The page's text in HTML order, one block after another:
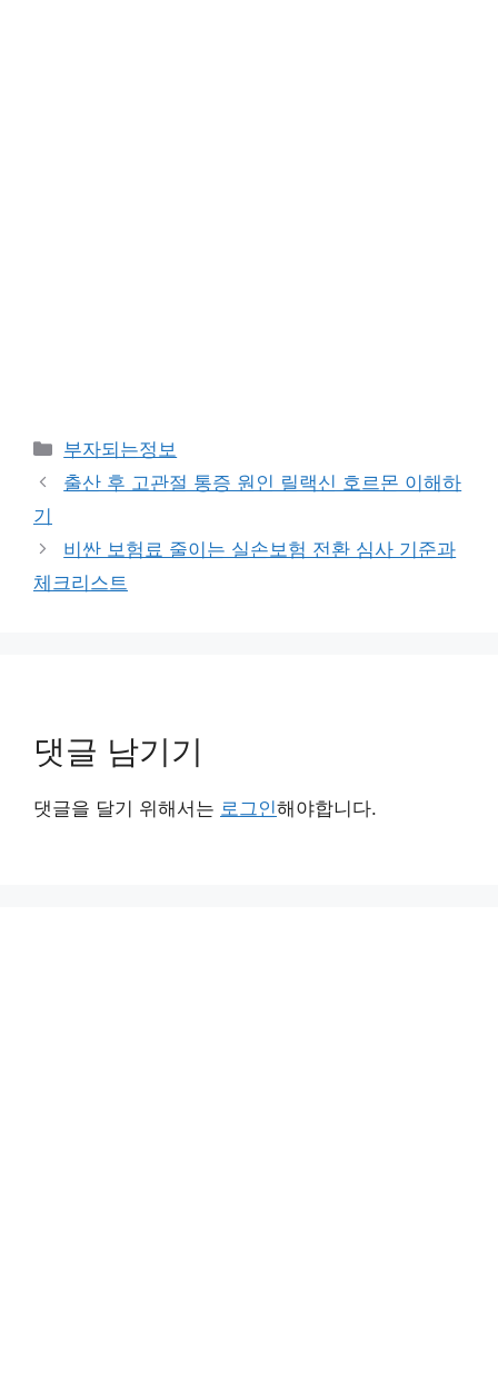
카
테
부자되는정보
출산 후 고관절 통증 원인 릴랙신 호르몬 이해하
기
비싼 보험료 줄이는 실손보험 전환 심사 기준과
체크리스트
댓글 남기기
댓글을 달기 위해서는 로그인해야합니다.